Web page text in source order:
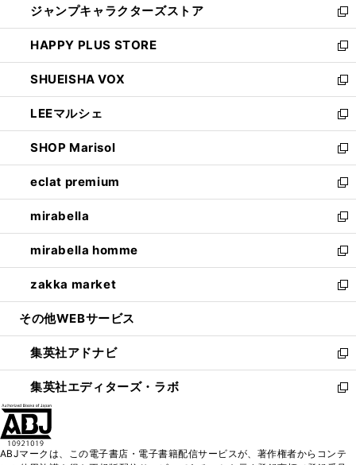
く
ィ
ン
ド
ウ
で
開
く
い
ウ
ィ
ン
ド
ウ
で
開
く
ジャンプキャラクターズストア
新
し
い
ウ
ィ
ン
ド
ウ
で
開
く
HAPPY PLUS STORE
新
し
い
ウ
ィ
ン
ド
ウ
で
開
く
SHUEISHA VOX
新
し
い
ウ
ィ
ン
ド
ウ
で
開
く
LEEマルシェ
新
し
い
ウ
ィ
ン
ド
ウ
で
開
く
SHOP Marisol
新
し
い
ウ
ィ
ン
ド
ウ
で
開
eclat premium
新
し
い
ウ
ィ
ン
ド
ウ
開
く
mirabella
新
し
い
ウ
ィ
ン
ウ
で
開
く
mirabella homme
新
し
い
ウ
ン
ド
ウ
で
zakka market
新
し
ウ
ィ
ン
ド
く
その他WEBサービス
集英社アドナビ
新
し
い
ド
集英社エディターズ・ラボ
新
ィ
ABJマークは、この電子書店・電子書籍配信サービスが、著作権者からコンテ